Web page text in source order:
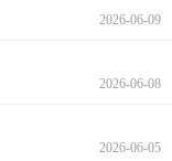
2026-06-09
2026-06-08
2026-06-05